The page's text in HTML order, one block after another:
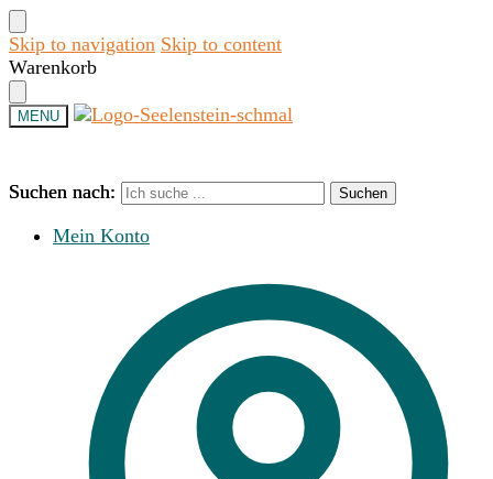
Skip to navigation Skip to content
Warenkorb
MENU
Suchen nach: Suchen
Mein Konto
Suchen nach: Suchen